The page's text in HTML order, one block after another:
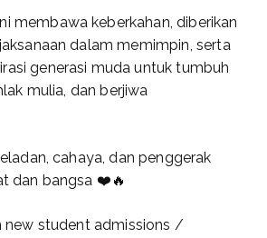
membawa keberkahan, diberikan
dalam memimpin, serta
generasi muda untuk tumbuh
mulia, dan berjiwa
cahaya, dan penggerak
dan bangsa ❤️🔥
new student admissions /